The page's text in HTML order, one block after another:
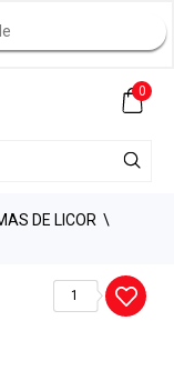
0
DE LICOR
1